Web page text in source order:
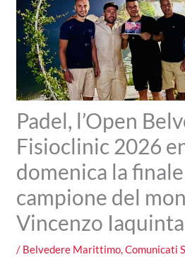
Padel, l’Open
Fisioclinic 2026
domenica la
campione del
Vincenzo Iaquinta
/ Belvedere Marittimo,Comunicati